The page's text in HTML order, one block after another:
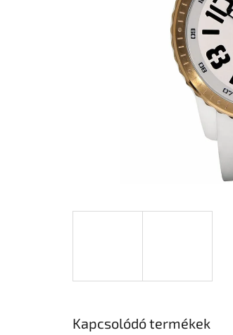
Kapcsolódó termékek